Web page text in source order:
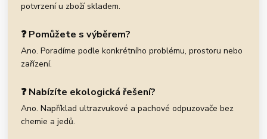
potvrzení u zboží skladem.
❓ Pomůžete s výběrem?
Ano. Poradíme podle konkrétního problému, prostoru nebo
zařízení.
❓ Nabízíte ekologická řešení?
Ano. Například ultrazvukové a pachové odpuzovače bez
chemie a jedů.